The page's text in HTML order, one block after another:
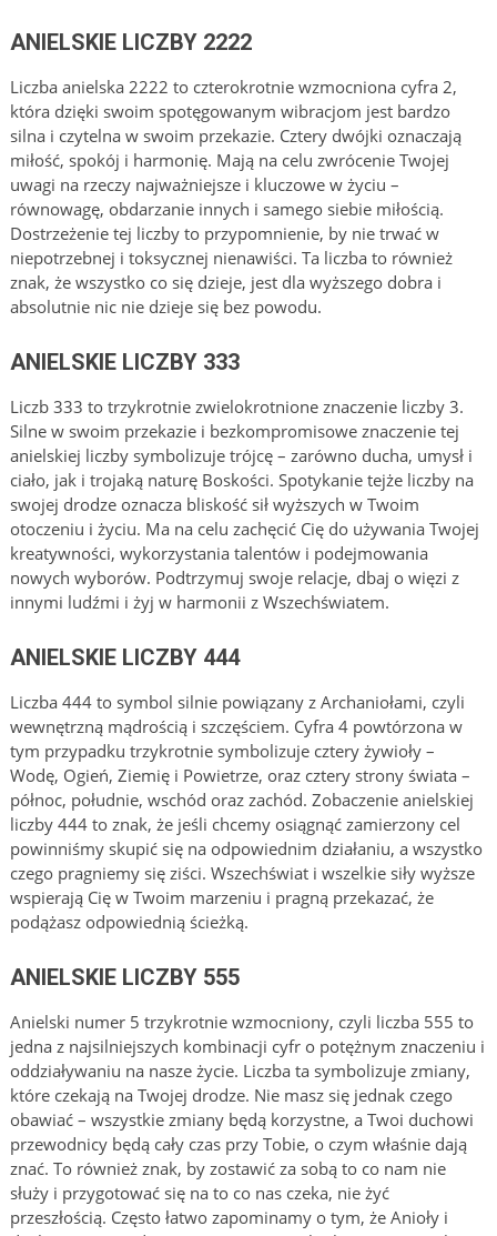
ANIELSKIE LICZBY 2222
Liczba anielska 2222 to czterokrotnie wzmocniona cyfra 2,
która dzięki swoim spotęgowanym wibracjom jest bardzo
silna i czytelna w swoim przekazie. Cztery dwójki oznaczają
miłość, spokój i harmonię. Mają na celu zwrócenie Twojej
uwagi na rzeczy najważniejsze i kluczowe w życiu –
równowagę, obdarzanie innych i samego siebie miłością.
Dostrzeżenie tej liczby to przypomnienie, by nie trwać w
niepotrzebnej i toksycznej nienawiści. Ta liczba to również
znak, że wszystko co się dzieje, jest dla wyższego dobra i
absolutnie nic nie dzieje się bez powodu.
ANIELSKIE LICZBY 333
Liczb 333 to trzykrotnie zwielokrotnione znaczenie liczby 3.
Silne w swoim przekazie i bezkompromisowe znaczenie tej
anielskiej liczby symbolizuje trójcę – zarówno ducha, umysł i
ciało, jak i trojaką naturę Boskości. Spotykanie tejże liczby na
swojej drodze oznacza bliskość sił wyższych w Twoim
otoczeniu i życiu. Ma na celu zachęcić Cię do używania Twojej
kreatywności, wykorzystania talentów i podejmowania
nowych wyborów. Podtrzymuj swoje relacje, dbaj o więzi z
innymi ludźmi i żyj w harmonii z Wszechświatem.
ANIELSKIE LICZBY 444
Liczba 444 to symbol silnie powiązany z Archaniołami, czyli
wewnętrzną mądrością i szczęściem. Cyfra 4 powtórzona w
tym przypadku trzykrotnie symbolizuje cztery żywioły –
Wodę, Ogień, Ziemię i Powietrze, oraz cztery strony świata –
północ, południe, wschód oraz zachód. Zobaczenie anielskiej
liczby 444 to znak, że jeśli chcemy osiągnąć zamierzony cel
powinniśmy skupić się na odpowiednim działaniu, a wszystko
czego pragniemy się ziści. Wszechświat i wszelkie siły wyższe
wspierają Cię w Twoim marzeniu i pragną przekazać, że
podążasz odpowiednią ścieżką.
ANIELSKIE LICZBY 555
Anielski numer 5 trzykrotnie wzmocniony, czyli liczba 555 to
jedna z najsilniejszych kombinacji cyfr o potężnym znaczeniu i
oddziaływaniu na nasze życie. Liczba ta symbolizuje zmiany,
które czekają na Twojej drodze. Nie masz się jednak czego
obawiać – wszystkie zmiany będą korzystne, a Twoi duchowi
przewodnicy będą cały czas przy Tobie, o czym właśnie dają
znać. To również znak, by zostawić za sobą to co nam nie
służy i przygotować się na to co nas czeka, nie żyć
przeszłością. Często łatwo zapominamy o tym, że Anioły i